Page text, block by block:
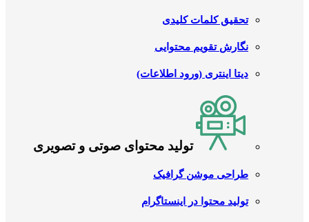
تحقیق کلمات کلیدی
نگارش تقویم محتوایی
دیتا اینتری (ورود اطلاعات)
تولید محتوای صوتی و تصویری
طراحی موشن گرافیک
تولید محتوا در اینستاگرام